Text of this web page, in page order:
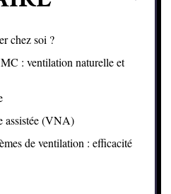
chez soi ?
: ventilation naturelle et
assistée (VNA)
de ventilation : efficacité